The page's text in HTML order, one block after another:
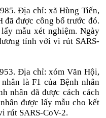
Địa chỉ: xã Hùng Tiến,
đã được công bố trước đó.
mẫu xét nghiệm. Ngày
tính với vi rút SARS-
Địa chỉ: xóm Văn Hội,
là F1 của Bệnh nhân
nhân đã được cách cách
được lấy mẫu cho kết
rút SARS-CoV-2.